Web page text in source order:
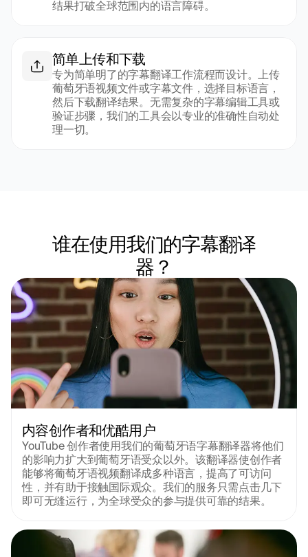
结果打破全球范围内的语言障碍。
简单上传和下载
专为简单明了的字幕翻译工作流程而设计。上传
葡萄牙语视频文件或字幕文件，选择目标语言，
然后下载翻译结果。无需复杂的字幕编辑工具或
验证步骤，我们的工具会以专业的准确性自动处
理一切。
谁在使用我们的字幕翻译
器？
内容创作者和优酷用户
YouTube 创作者使用我们的葡萄牙语字幕翻译器将他们
的影响力扩大到葡萄牙语受众以外。该翻译器使创作者
能够将葡萄牙语视频翻译成多种语言，提高了可访问
性，并有助于接触国际观众。我们的服务只需点击几下
即可无缝运行，为全球受众的参与提供可靠的结果。